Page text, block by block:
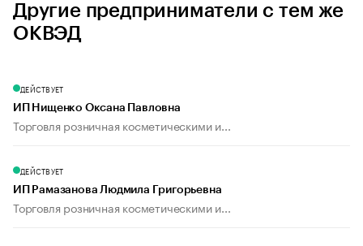
Другие предприниматели с тем же
ОКВЭД
ДЕЙСТВУЕТ
ИП Нищенко Оксана Павловна
Торговля розничная косметическими и...
ДЕЙСТВУЕТ
ИП Рамазанова Людмила Григорьевна
Торговля розничная косметическими и...